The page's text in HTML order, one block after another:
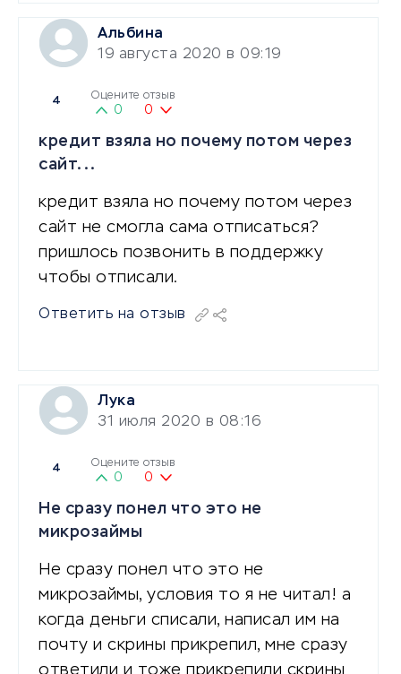
Альбина
19 августа 2020 в 09:19
4 Оцените отзыв
0 0
кредит взяла но почему потом через
сайт...
кредит взяла но почему потом через
сайт не смогла сама отписаться?
пришлось позвонить в поддержку
чтобы отписали.
Ответить на отзыв
Лука
31 июля 2020 в 08:16
4 Оцените отзыв
0 0
Не сразу понел что это не
микрозаймы
Не сразу понел что это не
микрозаймы, условия то я не читал! а
когда деньги списали, написал им на
почту и скрины прикрепил, мне сразу
ответили и тоже прикрепили скрины